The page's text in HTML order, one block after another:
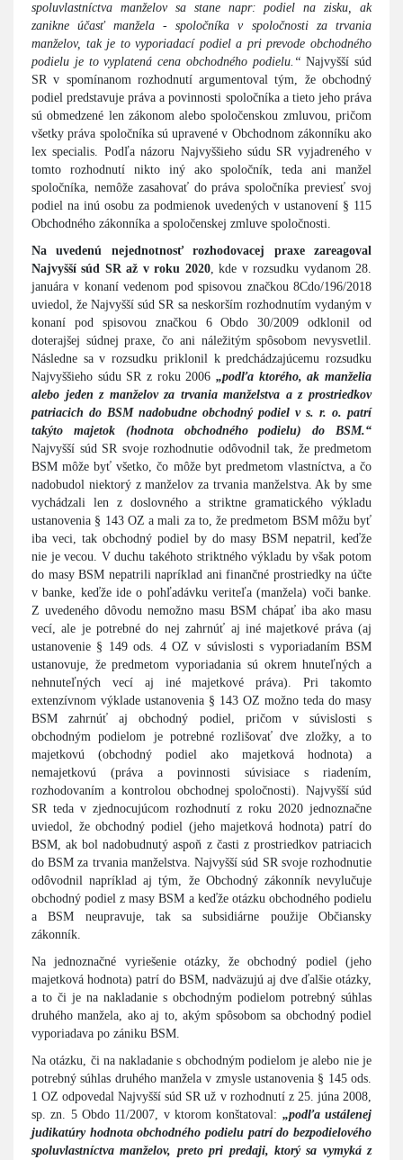
spoluvlastníctva manželov sa stane napr: podiel na zisku, ak
zanikne účasť manžela - spoločníka v spoločnosti za trvania
manželov, tak je to vyporiadací podiel a pri prevode obchodného
podielu je to vyplatená cena obchodného podielu.“ Najvyšší súd
SR v spomínanom rozhodnutí argumentoval tým, že obchodný
podiel predstavuje práva a povinnosti spoločníka a tieto jeho práva
sú obmedzené len zákonom alebo spoločenskou zmluvou, pričom
všetky práva spoločníka sú upravené v Obchodnom zákonníku ako
lex specialis. Podľa názoru Najvyššieho súdu SR vyjadreného v
tomto rozhodnutí nikto iný ako spoločník, teda ani manžel
spoločníka, nemôže zasahovať do práva spoločníka previesť svoj
podiel na inú osobu za podmienok uvedených v ustanovení § 115
Obchodného zákonníka a spoločenskej zmluve spoločnosti.
Na uvedenú nejednotnosť rozhodovacej praxe zareagoval
Najvyšší súd SR až v roku 2020, kde v rozsudku vydanom 28.
januára v konaní vedenom pod spisovou značkou 8Cdo/196/2018
uviedol, že Najvyšší súd SR sa neskorším rozhodnutím vydaným v
konaní pod spisovou značkou 6 Obdo 30/2009 odklonil od
doterajšej súdnej praxe, čo ani náležitým spôsobom nevysvetlil.
Následne sa v rozsudku priklonil k predchádzajúcemu rozsudku
Najvyššieho súdu SR z roku 2006 „podľa ktorého, ak manželia
alebo jeden z manželov za trvania manželstva a z prostriedkov
patriacich do BSM nadobudne obchodný podiel v s. r. o. patrí
takýto majetok (hodnota obchodného podielu) do BSM.“
Najvyšší súd SR svoje rozhodnutie odôvodnil tak, že predmetom
BSM môže byť všetko, čo môže byt predmetom vlastníctva, a čo
nadobudol niektorý z manželov za trvania manželstva. Ak by sme
vychádzali len z doslovného a striktne gramatického výkladu
ustanovenia § 143 OZ a mali za to, že predmetom BSM môžu byť
iba veci, tak obchodný podiel by do masy BSM nepatril, keďže
nie je vecou. V duchu takéhoto striktného výkladu by však potom
do masy BSM nepatrili napríklad ani finančné prostriedky na účte
v banke, keďže ide o pohľadávku veriteľa (manžela) voči banke.
Z uvedeného dôvodu nemožno masu BSM chápať iba ako masu
vecí, ale je potrebné do nej zahrnúť aj iné majetkové práva (aj
ustanovenie § 149 ods. 4 OZ v súvislosti s vyporiadaním BSM
ustanovuje, že predmetom vyporiadania sú okrem hnuteľných a
nehnuteľných vecí aj iné majetkové práva). Pri takomto
extenzívnom výklade ustanovenia § 143 OZ možno teda do masy
BSM zahrnúť aj obchodný podiel, pričom v súvislosti s
obchodným podielom je potrebné rozlišovať dve zložky, a to
majetkovú (obchodný podiel ako majetková hodnota) a
nemajetkovú (práva a povinnosti súvisiace s riadením,
rozhodovaním a kontrolou obchodnej spoločnosti). Najvyšší súd
SR teda v zjednocujúcom rozhodnutí z roku 2020 jednoznačne
uviedol, že obchodný podiel (jeho majetková hodnota) patrí do
BSM, ak bol nadobudnutý aspoň z časti z prostriedkov patriacich
do BSM za trvania manželstva. Najvyšší súd SR svoje rozhodnutie
odôvodnil napríklad aj tým, že Obchodný zákonník nevylučuje
obchodný podiel z masy BSM a keďže otázku obchodného podielu
a BSM neupravuje, tak sa subsidiárne použije Občiansky
zákonník.
Na jednoznačné vyriešenie otázky, že obchodný podiel (jeho
majetková hodnota) patrí do BSM, nadväzujú aj dve ďalšie otázky,
a to či je na nakladanie s obchodným podielom potrebný súhlas
druhého manžela, ako aj to, akým spôsobom sa obchodný podiel
vyporiadava po zániku BSM.
Na otázku, či na nakladanie s obchodným podielom je alebo nie je
potrebný súhlas druhého manžela v zmysle ustanovenia § 145 ods.
1 OZ odpovedal Najvyšší súd SR už v rozhodnutí z 25. júna 2008,
sp. zn. 5 Obdo 11/2007, v ktorom konštatoval: „podľa ustálenej
judikatúry hodnota obchodného podielu patrí do bezpodielového
spoluvlastníctva manželov, preto pri predaji, ktorý sa vymyká z